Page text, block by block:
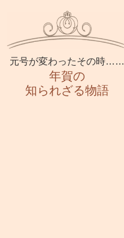
元号が変わったその時……
年賀の
知られざる物語